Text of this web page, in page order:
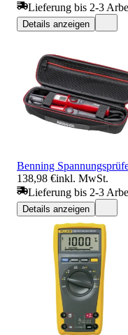
Lieferung bis 2-3
Details anzeigen
Benning
138,98 €inkl. MwSt.
Lieferung bis 2-3
Details anzeigen